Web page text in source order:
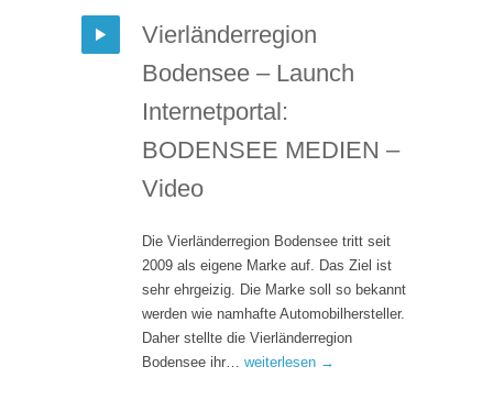
Vierländerregion
Bodensee – Launch
Internetportal:
BODENSEE MEDIEN –
Video
Die Vierländerregion Bodensee tritt seit
2009 als eigene Marke auf. Das Ziel ist
sehr ehrgeizig. Die Marke soll so bekannt
werden wie namhafte Automobilhersteller.
Daher stellte die Vierländerregion
Bodensee ihr… weiterlesen →